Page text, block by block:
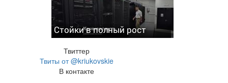
Стойки в полный рост
Твиттер
Твиты от @kriukovskie
В контакте